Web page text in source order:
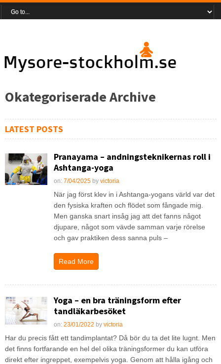
Okategoriserade Archive
LATEST POSTS
Pranayama – andningsteknikernas roll i
Ashtanga-yoga
on: 7/04/2025by victoria
När jag först klev in i Ashtanga-yogans värld var det
den fysiska kraften och flödet som fångade mig.
Men ganska snart insåg jag att det fanns något
djupare, något som vävde samman varje rörelse
och gav praktiken dess sanna puls –
Read More
Yoga – en bra träningsform efter
tandläkarbesöket
on: 23/01/2022 by victoria
Har du precis fått ett tandimplantat? Då bör du ta det lite lugnt. Men
det finns fortfarande en hel del olika träningsformer du kan utföra
direkt efter ingreppet, exempelvis yoga. Genom att hålla igång och